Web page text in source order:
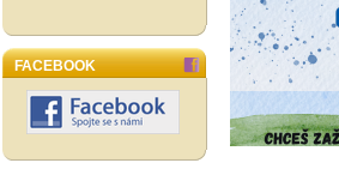
FACEBOOK